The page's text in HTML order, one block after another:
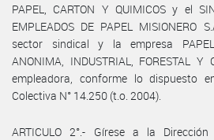
PAPEL, CARTON Y QUIMICOS y el
EMPLEADOS DE PAPEL MISIONERO
sector sindical y la empresa PAPEL
ANONIMA, INDUSTRIAL, FORESTAL
empleadora, conforme lo dispuesto
Colectiva N° 14.250 (t.o. 2004).
ARTICULO 2°.- Gírese a la